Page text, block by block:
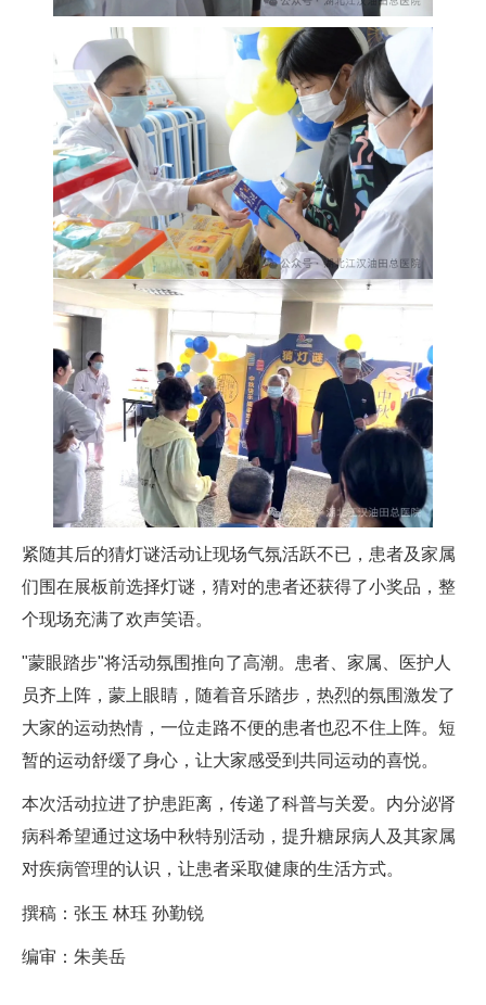
紧随其后的猜灯谜活动让现场气氛活跃不已，患者及家属
们围在展板前选择灯谜，猜对的患者还获得了小奖品，整
个现场充满了欢声笑语。
"蒙眼踏步"将活动氛围推向了高潮。患者、家属、医护人
员齐上阵，蒙上眼睛，随着音乐踏步，热烈的氛围激发了
大家的运动热情，一位走路不便的患者也忍不住上阵。短
暂的运动舒缓了身心，让大家感受到共同运动的喜悦。
本次活动拉进了护患距离，传递了科普与关爱。内分泌肾
病科希望通过这场中秋特别活动，提升糖尿病人及其家属
对疾病管理的认识，让患者采取健康的生活方式。
撰稿：张玉 林珏 孙勤锐
编审：朱美岳